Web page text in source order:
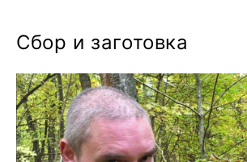
Сбор и заготовка